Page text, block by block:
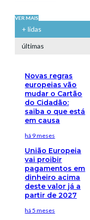
VER MAIS
+ lidas
últimas
Novas regras
europeias vão
mudar o Cartão
do Cidadão:
saiba o que está
em causa
há 9 meses
União Europeia
vai proibir
pagamentos em
dinheiro acima
deste valor já a
partir de 2027
há 5 meses